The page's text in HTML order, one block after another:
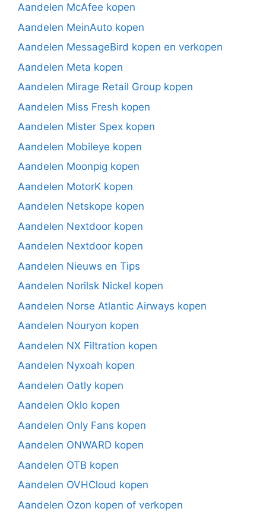
Aandelen McAfee kopen
Aandelen MeinAuto kopen
Aandelen MessageBird kopen en verkopen
Aandelen Meta kopen
Aandelen Mirage Retail Group kopen
Aandelen Miss Fresh kopen
Aandelen Mister Spex kopen
Aandelen Mobileye kopen
Aandelen Moonpig kopen
Aandelen MotorK kopen
Aandelen Netskope kopen
Aandelen Nextdoor kopen
Aandelen Nextdoor kopen
Aandelen Nieuws en Tips
Aandelen Norilsk Nickel kopen
Aandelen Norse Atlantic Airways kopen
Aandelen Nouryon kopen
Aandelen NX Filtration kopen
Aandelen Nyxoah kopen
Aandelen Oatly kopen
Aandelen Oklo kopen
Aandelen Only Fans kopen
Aandelen ONWARD kopen
Aandelen OTB kopen
Aandelen OVHCloud kopen
Aandelen Ozon kopen of verkopen